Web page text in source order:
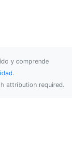
y comprende
.
attribution required.